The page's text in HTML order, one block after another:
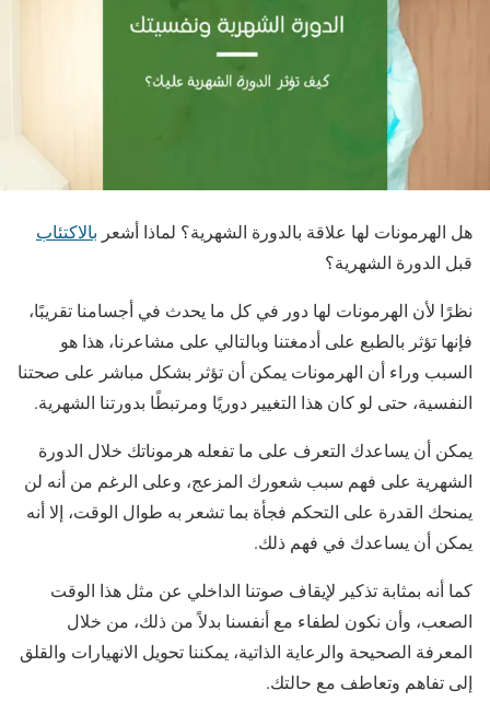
هل الهرمونات لها علاقة بالدورة الشهرية؟ لماذا أشعر بالاكتئاب
قبل الدورة الشهرية؟
نظرًا لأن الهرمونات لها دور في كل ما يحدث في أجسامنا تقريبًا،
فإنها تؤثر بالطبع على أدمغتنا وبالتالي على مشاعرنا، هذا هو
السبب وراء أن الهرمونات يمكن أن تؤثر بشكل مباشر على صحتنا
النفسية، حتى لو كان هذا التغيير دوريًا ومرتبطًا بدورتنا الشهرية.
يمكن أن يساعدك التعرف على ما تفعله هرموناتك خلال الدورة
الشهرية على فهم سبب شعورك المزعج، وعلى الرغم من أنه لن
يمنحك القدرة على التحكم فجأة بما تشعر به طوال الوقت، إلا أنه
يمكن أن يساعدك في فهم ذلك.
كما أنه بمثابة تذكير لإيقاف صوتنا الداخلي عن مثل هذا الوقت
الصعب، وأن نكون لطفاء مع أنفسنا بدلاً من ذلك، من خلال
المعرفة الصحيحة والرعاية الذاتية، يمكننا تحويل الانهيارات والقلق
إلى تفاهم وتعاطف مع حالتك.